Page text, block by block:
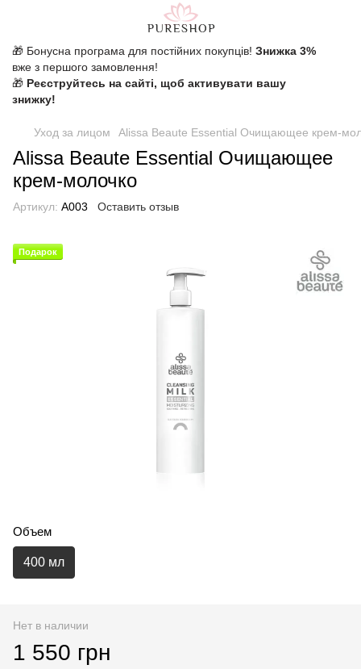
🎁 Бонусна програма для постійних покупців! Знижка 3%
вже з першого замовлення!
🎁 Реєструйтесь на сайті, щоб активувати вашу
знижку!
Уход за лицом Alissa Beaute Essential Очищающее крем-
Alissa Beaute Essential Очищающее
крем-молочко
Артикул: A003 Оставить отзыв
Подарок
Объем
400 мл
Нет в наличии
1 550 грн